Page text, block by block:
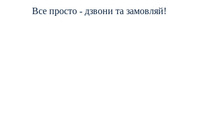
Все просто - дзвони та замовляй!